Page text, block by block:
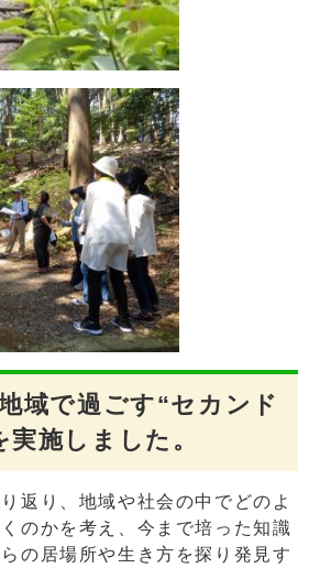
域で過ごす“セカンド
施しました。
返り、地域や社会の中でどのよ
のかを考え、今まで培った知識
の居場所や生き方を探り発見す